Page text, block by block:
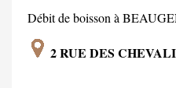
Débit de boisson à
2 RUE DES